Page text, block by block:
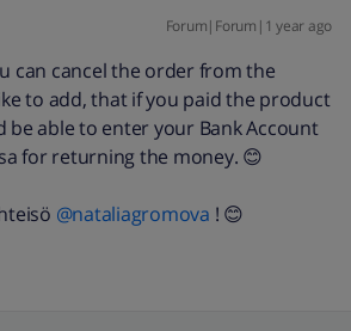
Forum|Forum|1 year ago
can cancel the order from the
to add, that if you paid the product
be able to enter your Bank Account
for returning the money. 😊
@nataliagromova ! 😊